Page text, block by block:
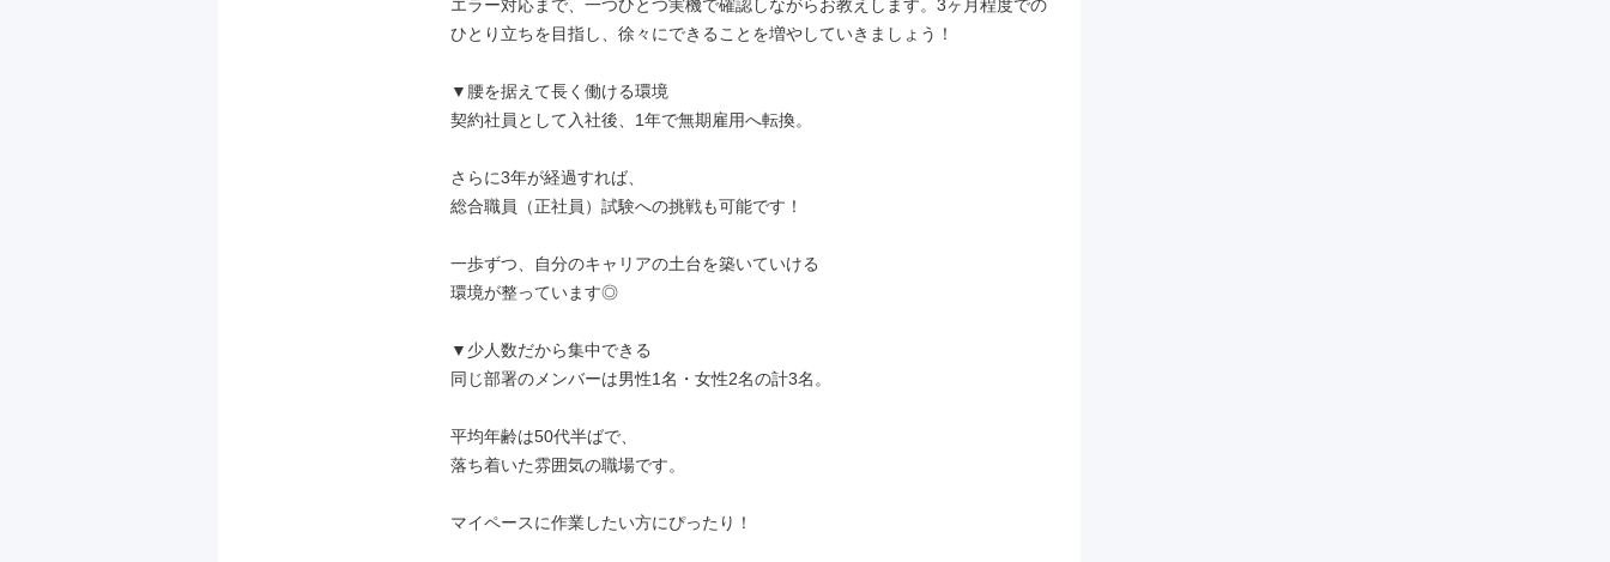
エラー対応まで、一つひとつ実機で確認しながらお教えします。3ヶ月程度での
ひとり立ちを目指し、徐々にできることを増やしていきましょう！
▼腰を据えて長く働ける環境
契約社員として入社後、1年で無期雇用へ転換。
さらに3年が経過すれば、
総合職員（正社員）試験への挑戦も可能です！
一歩ずつ、自分のキャリアの土台を築いていける
環境が整っています◎
▼少人数だから集中できる
同じ部署のメンバーは男性1名・女性2名の計3名。
平均年齢は50代半ばで、
落ち着いた雰囲気の職場です。
マイペースに作業したい方にぴったり！